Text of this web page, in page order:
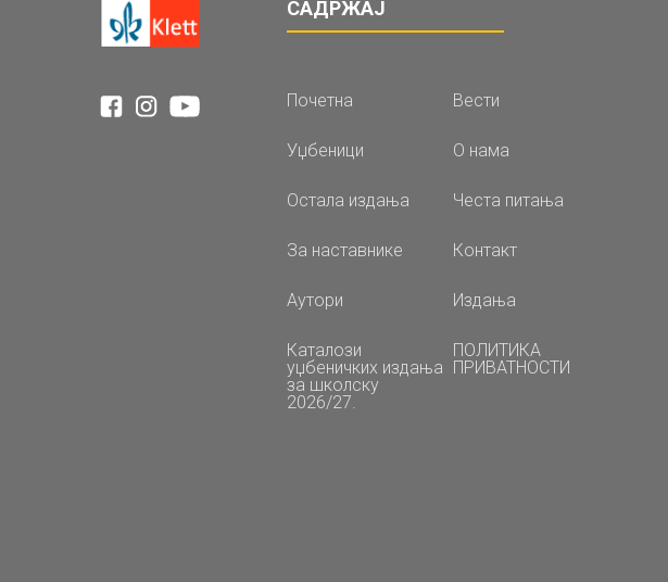
САДРЖАЈ
Почетна Вести
Уџбеници О нама
Остала издања Честа питања
За наставнике Контакт
Аутори Издања
Каталози
уџбеничких издања
за школску
2026/27.
ПОЛИТИКА
ПРИВАТНОСТИ